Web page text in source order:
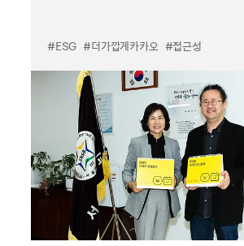
#ESG #더가깝게카카오 #접근성